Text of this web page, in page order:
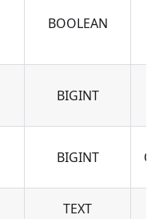
BOOLEAN
BIGINT
BIGINT O
TEXT